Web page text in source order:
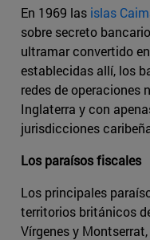
En 1969 las islas
sobre secreto
ultramar convertido
establecidas allí, los
redes de operaciones
Inglaterra y con
jurisdicciones
Los paraísos fiscales
Los principales
territorios británicos
Vírgenes y